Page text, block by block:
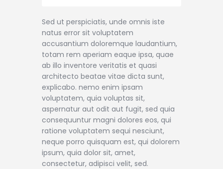
Sed ut perspiciatis, unde omnis iste
natus error sit voluptatem
accusantium doloremque laudantium,
totam rem aperiam eaque ipsa, quae
ab illo inventore veritatis et quasi
architecto beatae vitae dicta sunt,
explicabo. nemo enim ipsam
voluptatem, quia voluptas sit,
aspernatur aut odit aut fugit, sed quia
consequuntur magni dolores eos, qui
ratione voluptatem sequi nesciunt,
neque porro quisquam est, qui dolorem
ipsum, quia dolor sit, amet,
consectetur, adipisci velit, sed.